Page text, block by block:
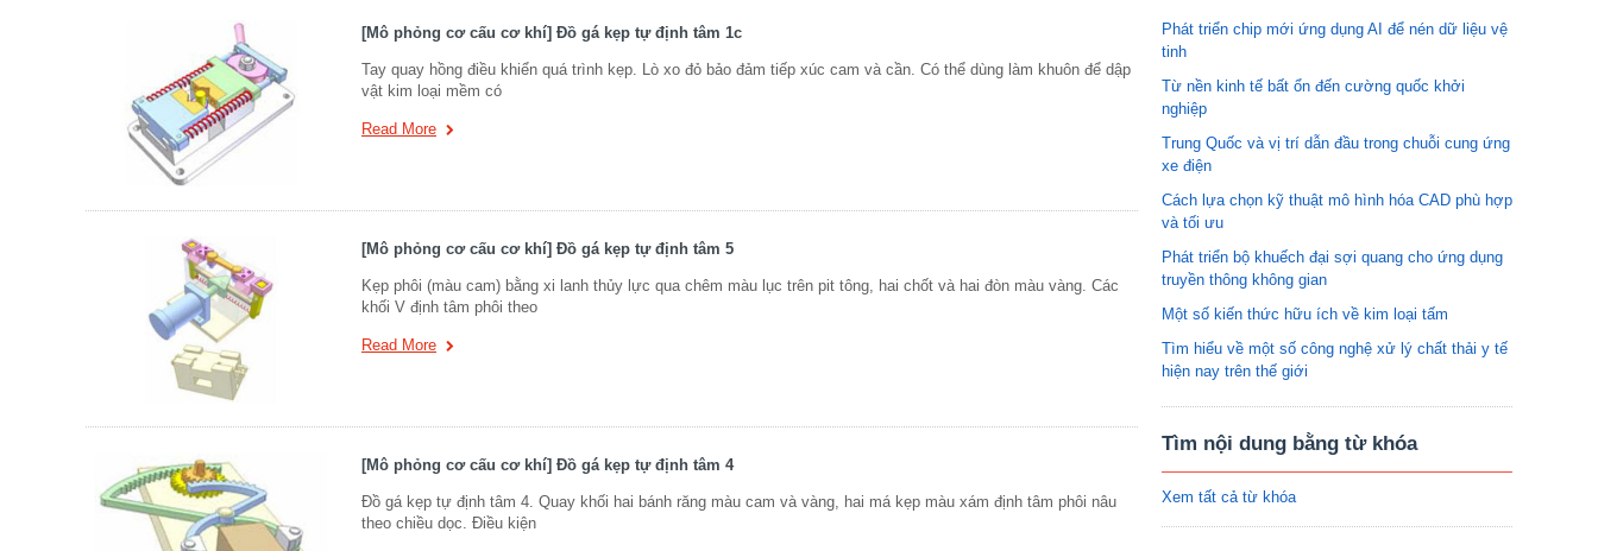
[Mô phỏng cơ cấu cơ khí] Đồ gá kẹp tự định tâm 1c
Tay quay hồng điều khiển quá trình kẹp. Lò xo đỏ bảo đảm tiếp xúc cam và cần. Có thể dùng làm khuôn để dập
vật kim loại mềm có
Read More
[Mô phỏng cơ cấu cơ khí] Đồ gá kẹp tự định tâm 5
Kẹp phôi (màu cam) bằng xi lanh thủy lực qua chêm màu lục trên pit tông, hai chốt và hai đòn màu vàng. Các
khối V định tâm phôi theo
Read More
[Mô phỏng cơ cấu cơ khí] Đồ gá kẹp tự định tâm 4
Đồ gá kẹp tự định tâm 4. Quay khối hai bánh răng màu cam và vàng, hai má kẹp màu xám định tâm phôi nâu
theo chiều dọc. Điều kiện
Phát triển chip mới ứng dụng AI để nén dữ liệu vệ
tinh
Từ nền kinh tế bất ổn đến cường quốc khởi
nghiệp
Trung Quốc và vị trí dẫn đầu trong chuỗi cung ứng
xe điện
Cách lựa chọn kỹ thuật mô hình hóa CAD phù hợp
và tối ưu
Phát triển bộ khuếch đại sợi quang cho ứng dụng
truyền thông không gian
Một số kiến thức hữu ích về kim loại tấm
Tìm hiểu về một số công nghệ xử lý chất thải y tế
hiện nay trên thế giới
Tìm nội dung bằng từ khóa
Xem tất cả từ khóa